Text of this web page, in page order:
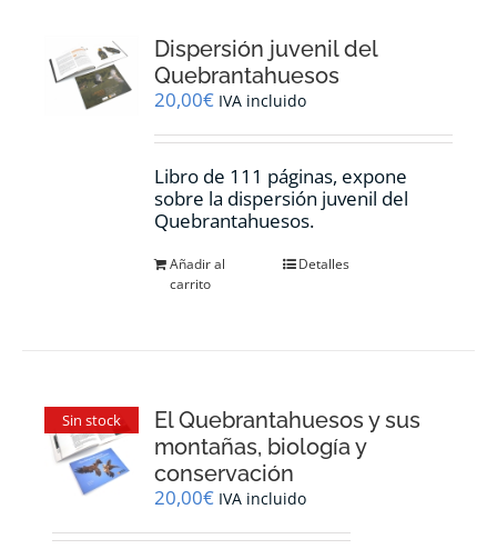
Dispersión juvenil del
Quebrantahuesos
20,00€ IVA incluido
Libro de 111 páginas, expone
sobre la dispersión juvenil del
Quebrantahuesos.
Añadir al
carrito
Detalles
Sin stock
El Quebrantahuesos y sus
montañas, biología y
conservación
20,00€ IVA incluido